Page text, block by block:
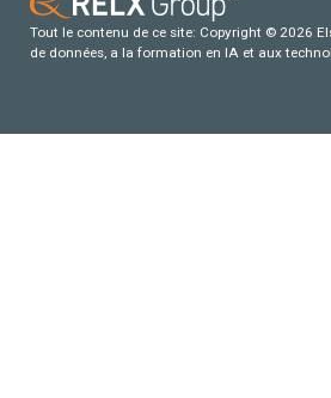
Tout le contenu de ce site: Copyright © 2026
de données, a la formation en IA et aux